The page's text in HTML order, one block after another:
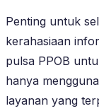
Penting untuk
kerahasiaan
pulsa PPOB
hanya
layanan yang